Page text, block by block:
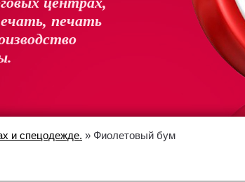
печать
и спецодежде. » Фиолетовый бум